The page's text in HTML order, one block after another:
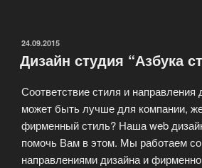
ОПУБЛИКОВАНО
24.09.2015
Дизайн студия “Азбука
Соответствие стиля и направления
может быть лучше для компании,
фирменный стиль? Наша web
помочь Вам в этом. Мы работаем
направлениями дизайна и